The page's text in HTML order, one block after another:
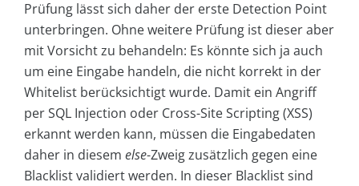
Prüfung lässt sich daher der erste Detection Point
unterbringen. Ohne weitere Prüfung ist dieser aber
mit Vorsicht zu behandeln: Es könnte sich ja auch
um eine Eingabe handeln, die nicht korrekt in der
Whitelist berücksichtigt wurde. Damit ein Angriff
per SQL Injection oder Cross-Site Scripting (XSS)
erkannt werden kann, müssen die Eingabedaten
daher in diesem else-Zweig zusätzlich gegen eine
Blacklist validiert werden. In dieser Blacklist sind